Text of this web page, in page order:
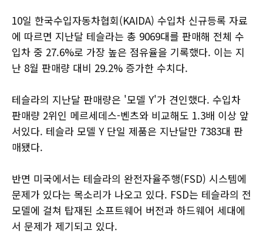
10일 한국수입자동차협회(KAIDA) 수입차 신규등록 자료
에 따르면 지난달 테슬라는 총 9069대를 판매해 전체 수
입차 중 27.6%로 가장 높은 점유율을 기록했다. 이는 지
난 8월 판매량 대비 29.2% 증가한 수치다.
테슬라의 지난달 판매량은 '모델 Y'가 견인했다. 수입차
판매량 2위인 메르세데스-벤츠와 비교해도 1.3배 이상 앞
서있다. 테슬라 모델 Y 단일 제품은 지난달만 7383대 판
매됐다.
반면 미국에서는 테슬라의 완전자율주행(FSD) 시스템에
문제가 있다는 목소리가 나오고 있다. FSD는 테슬라의 전
모델에 걸쳐 탑재된 소프트웨어 버전과 하드웨어 세대에
서 문제가 제기되고 있다.